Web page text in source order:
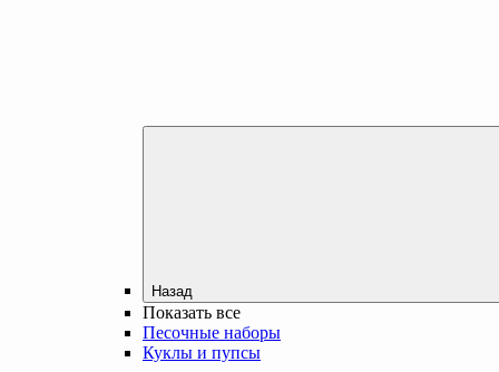
Назад
Показать все
Песочные наборы
Куклы и пупсы